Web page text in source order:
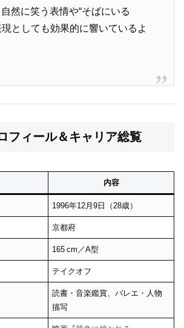
然に笑う表情や“そばにいる
としても効果的に響いているよ
フィール＆キャリア総覧
内容
1996年12月9日（28歳）
京都府
165 cm／A型
テイクオフ
読書・音楽鑑賞、バレエ・人物
描写